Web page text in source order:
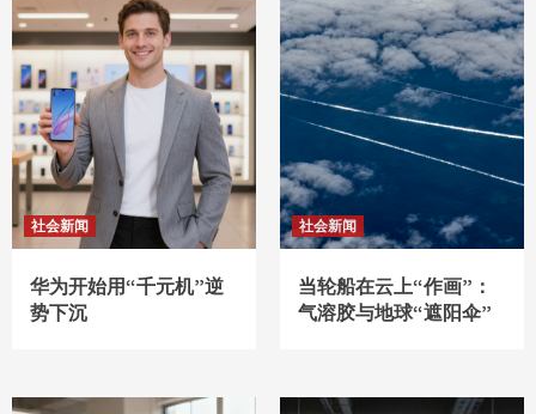
社会新闻
华为开始用“千元机”逆
势下沉
社会新闻
当轮船在云上“作画”：
气溶胶与地球“遮阳伞”